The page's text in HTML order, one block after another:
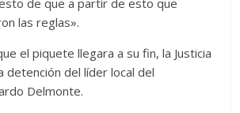
de que a partir de esto que
las reglas».
el piquete llegara a su fin, la Justicia
detención del líder local del
Delmonte.